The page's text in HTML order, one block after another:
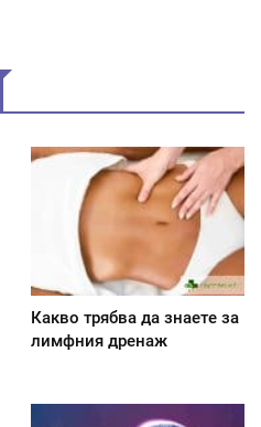
Какво трябва да знаете за
лимфния дренаж